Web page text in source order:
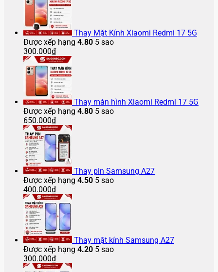
thoại
iPhone
2025
bao
nhiêu?
Max
màn
bao
5
bị
Max
Thay Mặt Kính Xiaomi Redmi 17 5G
Được xếp hạng 4.80 5 sao
300.000₫
Thay màn hình Xiaomi Redmi 17 5G
Được xếp hạng 4.80 5 sao
650.000₫
Thay pin Samsung A27
Được xếp hạng 4.50 5 sao
400.000₫
Thay mặt kính Samsung A27
Được xếp hạng 4.20 5 sao
300.000₫